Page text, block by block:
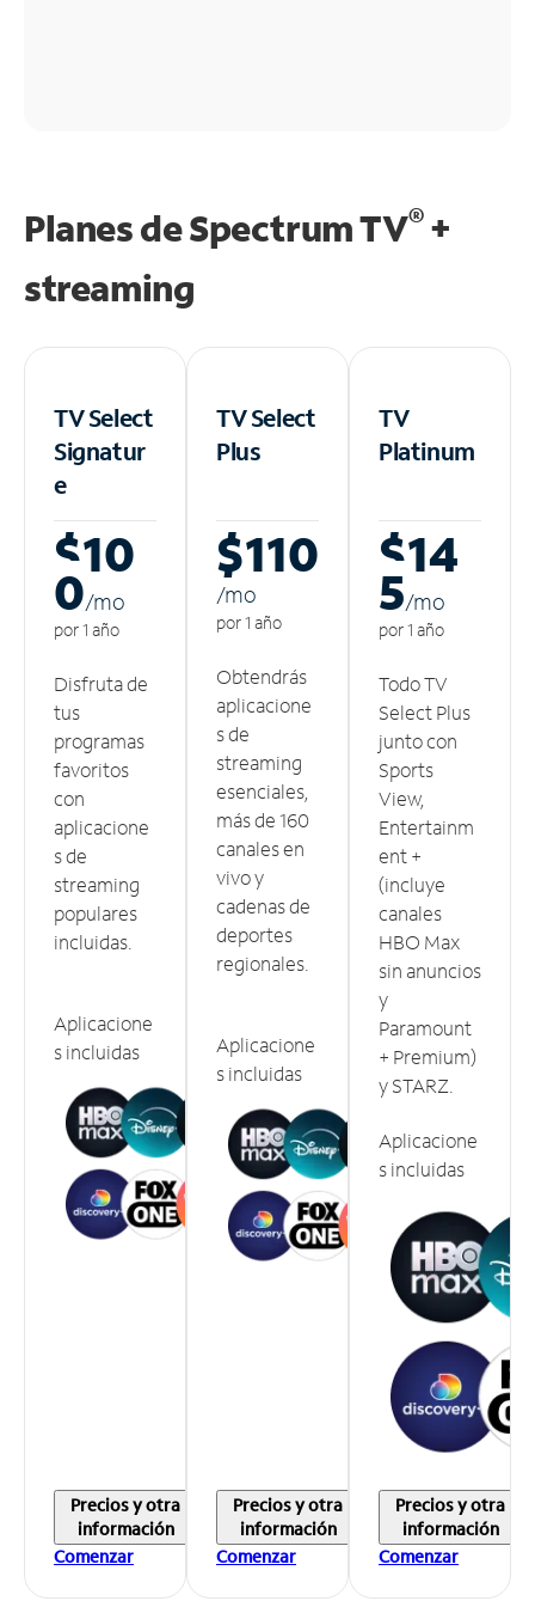
Planes de Spectrum TV®+
streaming
TV Select
Signatur
e
$10
0/mo
por 1 año
Disfruta de
tus
programas
favoritos
con
aplicacione
s de
streaming
populares
incluidas.
Aplicacione
s incluidas
Precios y otra
información
Comenzar
TV Select
Plus
$110
/mo
por 1 año
Obtendrás
aplicacione
s de
streaming
esenciales,
más de 160
canales en
vivo y
cadenas de
deportes
regionales.
Aplicacione
s incluidas
Precios y otra
información
Comenzar
TV
Platinum
$14
5/mo
por 1 año
Todo TV
Select Plus
junto con
Sports
View,
Entertainm
ent +
(incluye
canales
HBO Max
sin anuncios
y
Paramount
+ Premium)
y STARZ.
Aplicacione
s incluidas
Precios y otra
información
Comenzar